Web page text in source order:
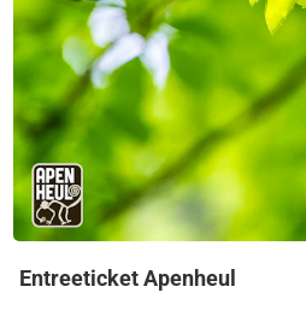
Entreeticket Apenheul